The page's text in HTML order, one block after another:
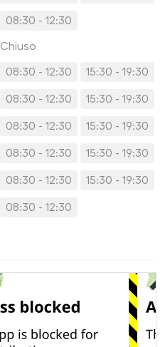
08:30 - 12:30
Chiuso
08:30 - 12:30 15:30 - 19:30
08:30 - 12:30 15:30 - 19:30
08:30 - 12:30 15:30 - 19:30
08:30 - 12:30 15:30 - 19:30
08:30 - 12:30 15:30 - 19:30
08:30 - 12:30